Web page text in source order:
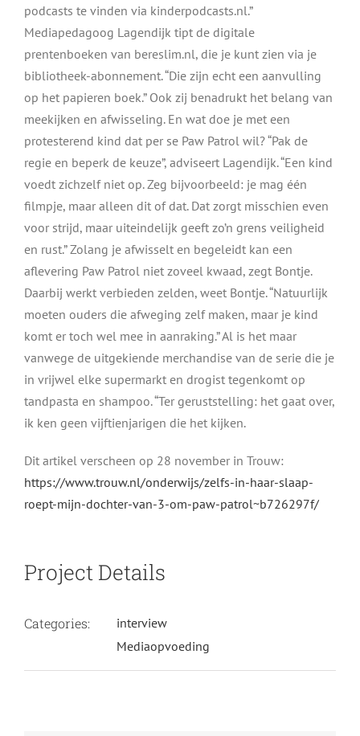
podcasts te vinden via kinderpodcasts.nl.”
Mediapedagoog Lagendijk tipt de digitale
prentenboeken van bereslim.nl, die je kunt zien via je
bibliotheek-abonnement. “Die zijn echt een aanvulling
op het papieren boek.” Ook zij benadrukt het belang van
meekijken en afwisseling. En wat doe je met een
protesterend kind dat per se Paw Patrol wil? “Pak de
regie en beperk de keuze”, adviseert Lagendijk. “Een kind
voedt zichzelf niet op. Zeg bijvoorbeeld: je mag één
filmpje, maar alleen dit of dat. Dat zorgt misschien even
voor strijd, maar uiteindelijk geeft zo’n grens veiligheid
en rust.” Zolang je afwisselt en begeleidt kan een
aflevering Paw Patrol niet zoveel kwaad, zegt Bontje.
Daarbij werkt verbieden zelden, weet Bontje. “Natuurlijk
moeten ouders die afweging zelf maken, maar je kind
komt er toch wel mee in aanraking.” Al is het maar
vanwege de uitgekiende merchandise van de serie die je
in vrijwel elke supermarkt en drogist tegenkomt op
tandpasta en shampoo. “Ter geruststelling: het gaat over,
ik ken geen vijftienjarigen die het kijken.
Dit artikel verscheen op 28 november in Trouw:
https://www.trouw.nl/onderwijs/zelfs-in-haar-slaap-
roept-mijn-dochter-van-3-om-paw-patrol~b726297f/
Project Details
Categories:
interview
Mediaopvoeding